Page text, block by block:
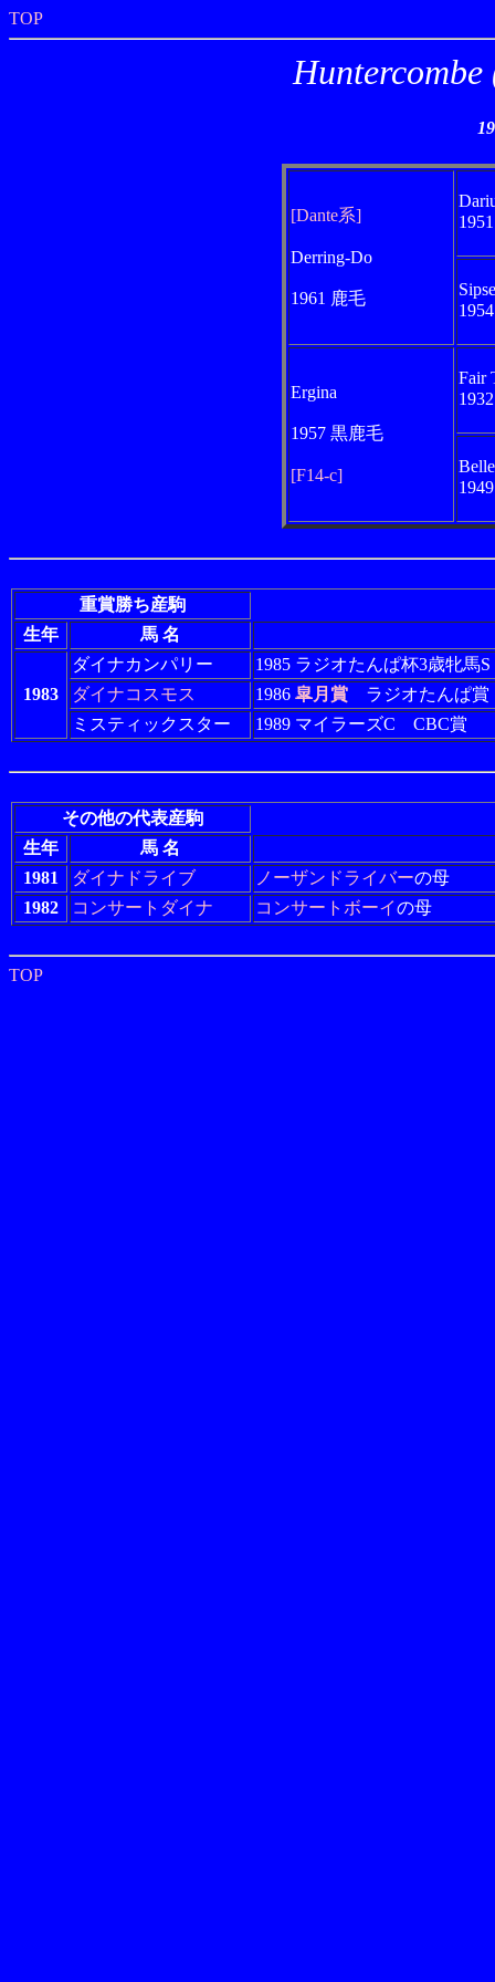
TOP
[Dante系]
Derring-Do
1961 鹿毛
Ergina
1957 黒鹿毛
[F14-c]
Fair
重賞勝ち産駒
生年
馬 名
1983
ダイナカンパリー
1985 ラジオたんぱ杯3歳牝馬S
ダイナコスモス
1986 皐月賞 ラジオたんぱ賞
ミスティックスター
1989 マイラーズC CBC賞
その他の代表産駒
生年
馬 名
1981
ダイナドライブ ノーザンドライバーの母
1982
コンサートダイナ コンサートボーイの母
TOP